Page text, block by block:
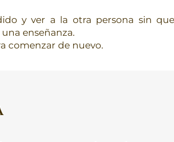
y ver a la otra persona sin
enseñanza.
comenzar de nuevo.